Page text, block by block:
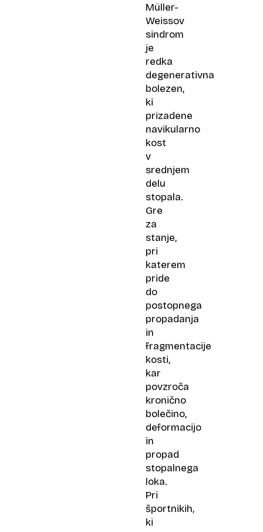
Müller-
Weissov
sindrom
je
redka
degenerativna
bolezen,
ki
prizadene
navikularno
kost
v
srednjem
delu
stopala.
Gre
za
stanje,
pri
katerem
pride
do
postopnega
propadanja
in
fragmentacije
kosti,
kar
povzroča
kronično
bolečino,
deformacijo
in
propad
stopalnega
loka.
Pri
športnikih,
ki